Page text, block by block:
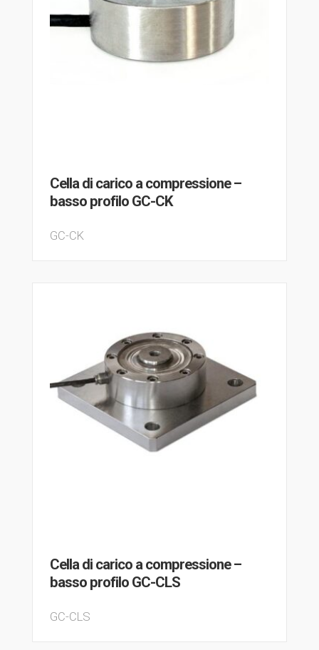
Cella di carico a compressione –
basso profilo GC-CK
GC-CK
Cella di carico a compressione –
basso profilo GC-CLS
GC-CLS